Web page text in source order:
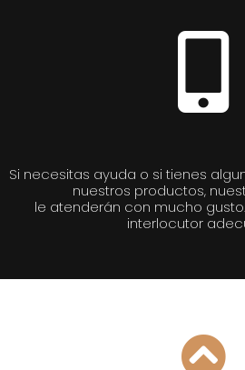
Si necesitas ayuda o si tienes
nuestros productos,
le atenderán con mucho
interlocutor